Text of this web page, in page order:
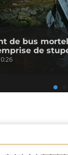
de bus
de